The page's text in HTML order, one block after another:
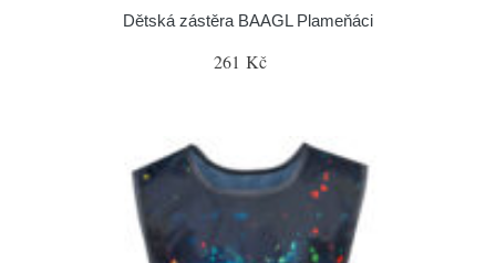
Dětská zástěra BAAGL Plameňáci
261 Kč